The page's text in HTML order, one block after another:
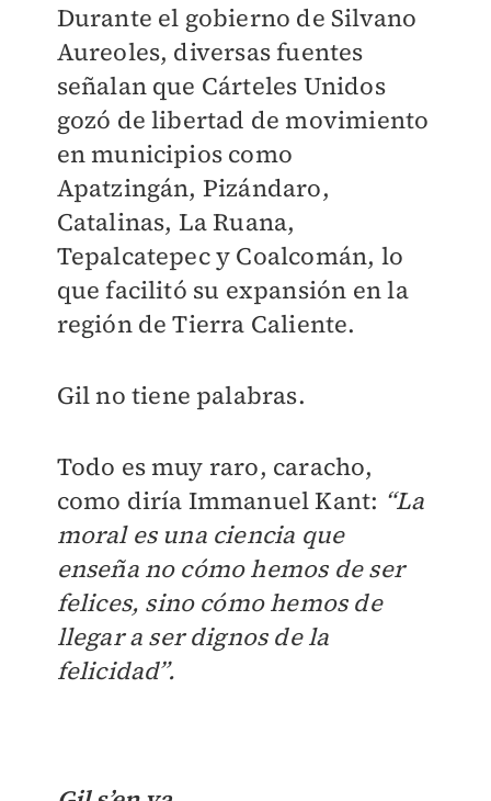
Durante el gobierno de Silvano
Aureoles, diversas fuentes
señalan que Cárteles Unidos
gozó de libertad de movimiento
en municipios como
Apatzingán, Pizándaro,
Catalinas, La Ruana,
Tepalcatepec y Coalcomán, lo
que facilitó su expansión en la
región de Tierra Caliente.
Gil no tiene palabras.
Todo es muy raro, caracho,
como diría Immanuel Kant: “La
moral es una ciencia que
enseña no cómo hemos de ser
felices, sino cómo hemos de
llegar a ser dignos de la
felicidad”.